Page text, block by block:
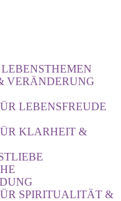
VERÄNDERUNG
LEBENSFREUDE
KLARHEIT &
SPIRITUALITÄT &